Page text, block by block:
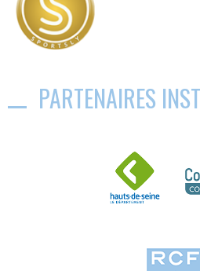
PARTENAIRES